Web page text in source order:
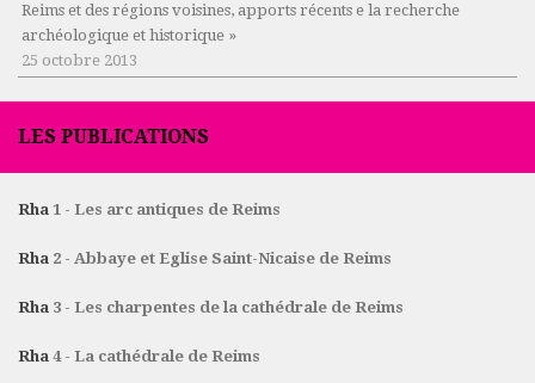
Reims et des régions voisines, apports récents e la recherche
archéologique et historique »
25 octobre 2013
LES PUBLICATIONS
Rha 1 - Les arc antiques de Reims
Rha 2 - Abbaye et Eglise Saint-Nicaise de Reims
Rha 3 - Les charpentes de la cathédrale de Reims
Rha 4 - La cathédrale de Reims